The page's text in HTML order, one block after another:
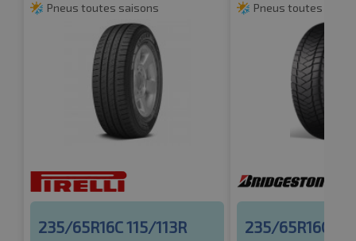
Pneus toutes saisons
235/65R16C 115/113R
Pneus toutes
235/65R16C